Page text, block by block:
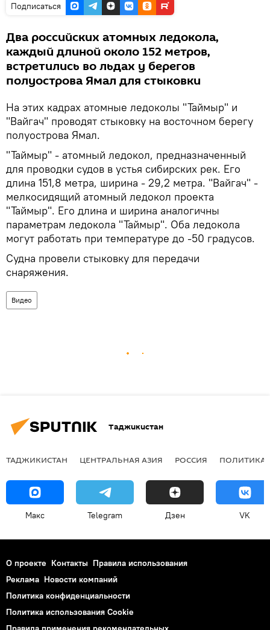
Подписаться
Два российских атомных ледокола,
каждый длиной около 152 метров,
встретились во льдах у берегов
полуострова Ямал для стыковки
На этих кадрах атомные ледоколы "Таймыр" и
"Вайгач" проводят стыковку на восточном берегу
полуострова Ямал.
"Таймыр" - атомный ледокол, предназначенный
для проводки судов в устья сибирских рек. Его
длина 151,8 метра, ширина - 29,2 метра. "Вайгач" -
мелкосидящий атомный ледокол проекта
"Таймыр". Его длина и ширина аналогичны
параметрам ледокола "Таймыр". Оба ледокола
могут работать при температуре до -50 градусов.
Судна провели стыковку для передачи
снаряжения.
Видео
Таджикистан
ТАДЖИКИСТАН ЦЕНТРАЛЬНАЯ АЗИЯ РОССИЯ ПОЛИТИКА
Макс Telegram Дзен VK
О проекте Контакты Правила использования
Реклама Новости компаний
Политика конфиденциальности
Политика использования Cookie